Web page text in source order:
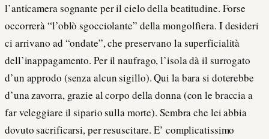
l’anticamera sognante per il cielo della beatitudine. Forse
occorrerà “l’oblò sgocciolante” della mongolfiera. I desideri
ci arrivano ad “ondate”, che preservano la superficialità
dell’inappagamento. Per il naufrago, l’isola dà il surrogato
d’un approdo (senza alcun sigillo). Qui la bara si doterebbe
d’una zavorra, grazie al corpo della donna (con le braccia a
far veleggiare il sipario sulla morte). Sembra che lei abbia
dovuto sacrificarsi, per resuscitare. E’ complicatissimo